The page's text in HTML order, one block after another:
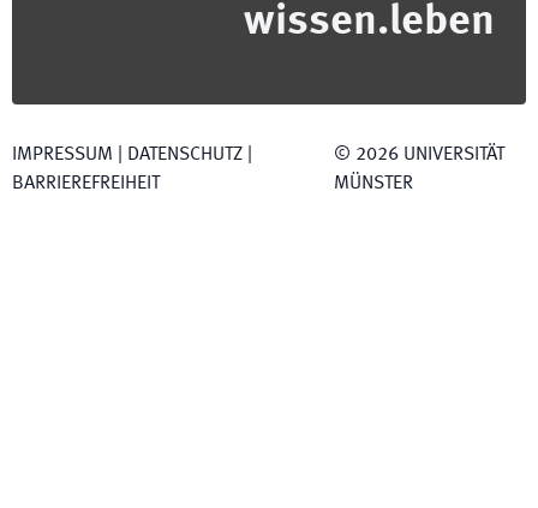
wissen.leben
IMPRESSUM DATENSCHUTZ
BARRIEREFREIHEIT
© 2026 UNIVERSITÄT
MÜNSTER